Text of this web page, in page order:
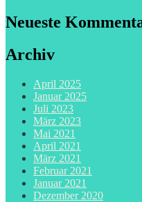
Neueste
Archiv
April 2025
Januar 2025
Juli 2023
März 2023
Mai 2021
April 2021
März 2021
Februar 2021
Januar 2021
Dezember 2020